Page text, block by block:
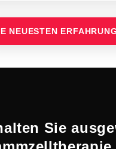
NEUESTEN
Sie